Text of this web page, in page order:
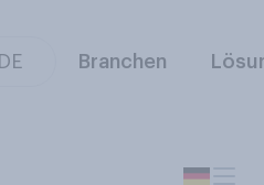
DE Branchen